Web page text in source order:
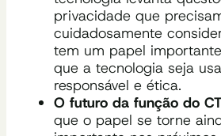
privacidade que
cuidadosamente
tem um papel
que a tecnologia seja
responsável e ética.
O futuro da função do
que o papel se torne